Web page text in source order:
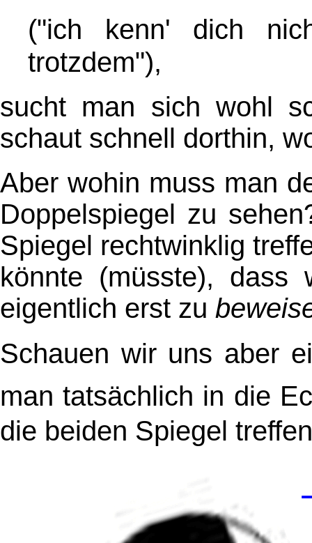
("ich kenn' dich
trotzdem"),
sucht man sich wohl
schaut schnell dorthin,
Aber wohin muss man
Doppelspiegel zu
Spiegel rechtwinklig
könnte (müsste),
eigentlich erst zu
Schauen wir uns aber
man tatsächlich in die
die beiden Spiegel